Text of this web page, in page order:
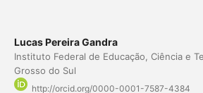
Lucas Pereira Gandra
Instituto Federal de Educação, Ciência e
Grosso do Sul
http://orcid.org/0000-0001-7587-4384